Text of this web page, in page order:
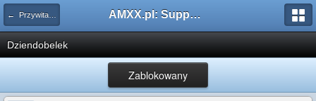
← Przywitaj się AMXX.pl: Support AMX Mod X i SourceMod
Dziendobelek
Zablokowany